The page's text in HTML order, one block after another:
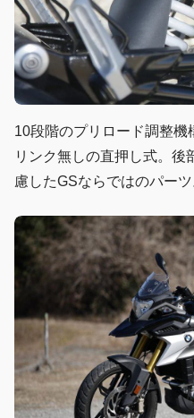
10段階のプリロード調整機
リンク無しの直押し式。後
慮したGSならではのパーツ